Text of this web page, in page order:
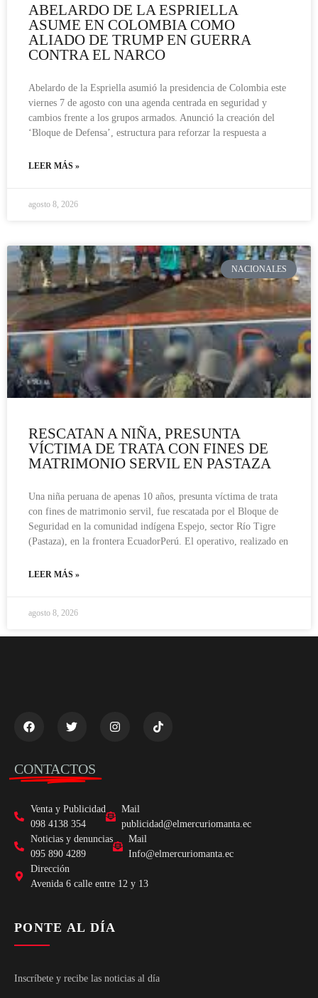
ABELARDO DE LA ESPRIELLA
ASUME EN COLOMBIA COMO
ALIADO DE TRUMP EN GUERRA
CONTRA EL NARCO
Abelardo de la Espriella asumió la presidencia de Colombia este
viernes 7 de agosto con una agenda centrada en seguridad y
cambios frente a los grupos armados. Anunció la creación del
‘Bloque de Defensa’, estructura para reforzar la respuesta a
LEER MÁS »
agosto 8, 2026
NACIONALES
RESCATAN A NIÑA, PRESUNTA
VÍCTIMA DE TRATA CON FINES DE
MATRIMONIO SERVIL EN PASTAZA
Una niña peruana de apenas 10 años, presunta víctima de trata
con fines de matrimonio servil, fue rescatada por el Bloque de
Seguridad en la comunidad indígena Espejo, sector Río Tigre
(Pastaza), en la frontera EcuadorPerú. El operativo, realizado en
LEER MÁS »
agosto 8, 2026
CONTACTOS
Venta y Publicidad
098 4138 354
Mail
publicidad@elmercuriomanta.ec
Noticias y denuncias
095 890 4289
Mail
Info@elmercuriomanta.ec
Dirección
Avenida 6 calle entre 12 y 13
PONTE AL DÍA
Inscríbete y recibe las noticias al día